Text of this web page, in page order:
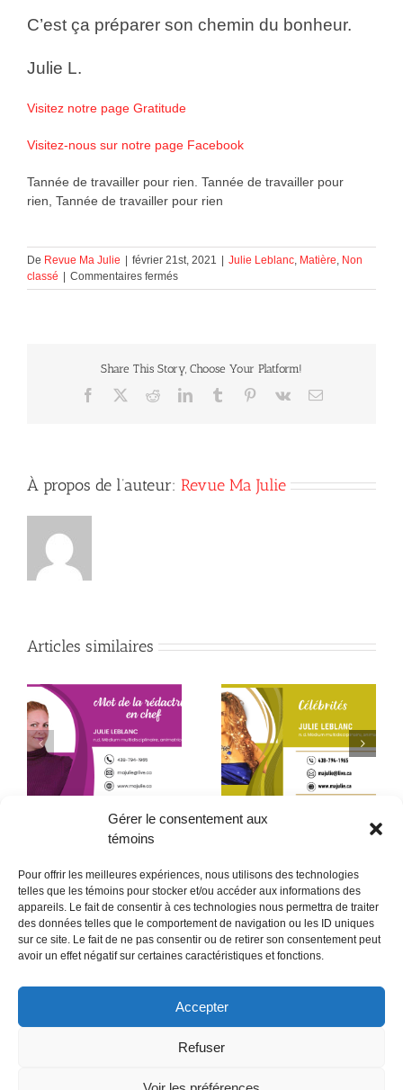
Gérer le consentement aux
témoins
Pour offrir les meilleures expériences, nous utilisons des technologies
telles que les témoins pour stocker et/ou accéder aux informations des
appareils. Le fait de consentir à ces technologies nous permettra de traiter
des données telles que le comportement de navigation ou les ID uniques
sur ce site. Le fait de ne pas consentir ou de retirer son consentement peut
avoir un effet négatif sur certaines caractéristiques et fonctions.
Accepter
Refuser
C’est ça préparer son chemin du bonheur.
Julie L.
Visitez notre page Gratitude
Visitez-nous sur notre page Facebook
Tannée de travailler pour rien. Tannée de travailler pour
rien, Tannée de travailler pour rien
De Revue Ma Julie | février 21st, 2021 | Julie Leblanc, Matière, Non
classé | Commentaires ferméssur
Tannée
Share This Story, Choose Your Platform!
Facebook RedditLinkedInTumblr Pinterest
Vk Courriel
À propos de l’auteur: Revue Ma Julie
Articles similaires
Début de la quatrième
année
Le père que mon âme
a choisi – 2ᵉ partie
POLITIQUE CONFIDENTIALITÉES
Politique de témoins (CA)